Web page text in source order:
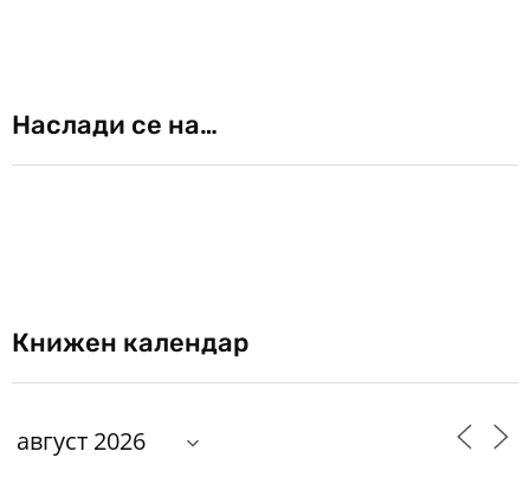
Наслади се на…
Книжен календар